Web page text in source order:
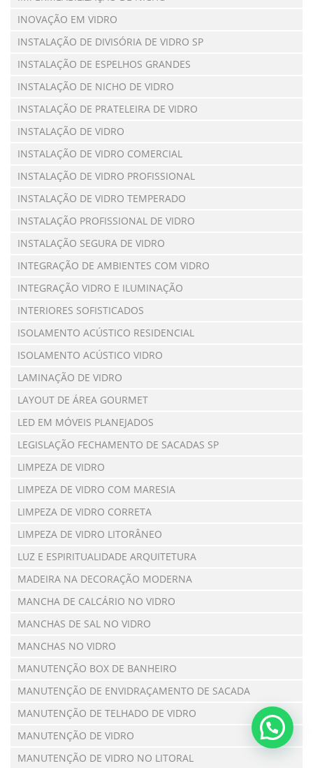
INOVAÇÃO EM VIDRO
INSTALAÇÃO DE DIVISÓRIA DE VIDRO SP
INSTALAÇÃO DE ESPELHOS GRANDES
INSTALAÇÃO DE NICHO DE VIDRO
INSTALAÇÃO DE PRATELEIRA DE VIDRO
INSTALAÇÃO DE VIDRO
INSTALAÇÃO DE VIDRO COMERCIAL
INSTALAÇÃO DE VIDRO PROFISSIONAL
INSTALAÇÃO DE VIDRO TEMPERADO
INSTALAÇÃO PROFISSIONAL DE VIDRO
INSTALAÇÃO SEGURA DE VIDRO
INTEGRAÇÃO DE AMBIENTES COM VIDRO
INTEGRAÇÃO VIDRO E ILUMINAÇÃO
INTERIORES SOFISTICADOS
ISOLAMENTO ACÚSTICO RESIDENCIAL
ISOLAMENTO ACÚSTICO VIDRO
LAMINAÇÃO DE VIDRO
LAYOUT DE ÁREA GOURMET
LED EM MÓVEIS PLANEJADOS
LEGISLAÇÃO FECHAMENTO DE SACADAS SP
LIMPEZA DE VIDRO
LIMPEZA DE VIDRO COM MARESIA
LIMPEZA DE VIDRO CORRETA
LIMPEZA DE VIDRO LITORÂNEO
LUZ E ESPIRITUALIDADE ARQUITETURA
MADEIRA NA DECORAÇÃO MODERNA
MANCHA DE CALCÁRIO NO VIDRO
MANCHAS DE SAL NO VIDRO
MANCHAS NO VIDRO
MANUTENÇÃO BOX DE BANHEIRO
MANUTENÇÃO DE ENVIDRAÇAMENTO DE SACADA
MANUTENÇÃO DE TELHADO DE VIDRO
MANUTENÇÃO DE VIDRO
MANUTENÇÃO DE VIDRO NO LITORAL